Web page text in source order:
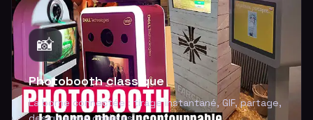
📸
Photobooth classique
La borne connectée : tirage instantané, GIF, partage,